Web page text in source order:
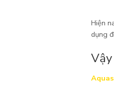
Hiện
dụng